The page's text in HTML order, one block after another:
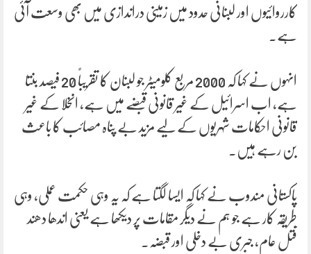
کارروائیوں اور لبنانی حدود میں زمینی دراندازی میں بھی وسعت آئی
ہے۔
انہوں نے کہا کہ 2000 مربع کلومیٹر جو لبنان کا تقریباً 20 فیصد بنتا
ہے، اب اسرائیل کے غیر قانونی قبضے میں ہے، انخلا کے غیر
قانونی احکامات شہریوں کے لیے مزید بے پناہ مصائب کا باعث
بن رہے ہیں۔
پاکستانی مندوب نے کہا کہ ایسا لگتا ہے کہ یہ وہی حکمت عملی، وہی
طریقہ کار ہے جو ہم نے دیگر مقامات پر دیکھا ہے یعنی اندھا دھند
قتل عام، جبری بے دخلی اور قبضہ۔